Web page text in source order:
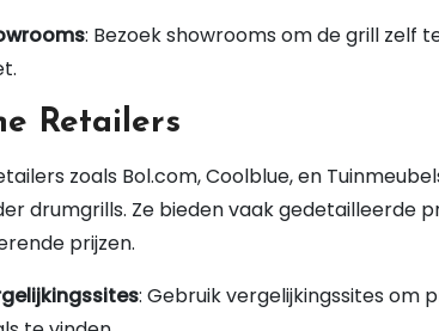
: Bezoek showrooms om de grill zelf
Retailers
zoals Bol.com, Coolblue, en
drumgrills. Ze bieden vaak gedetailleerde
prijzen.
: Gebruik vergelijkingssites om